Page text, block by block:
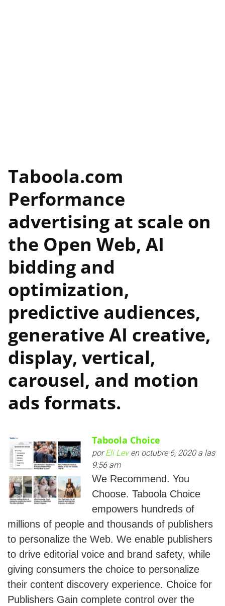
Taboola.com
Performance
advertising at scale on
the Open Web, AI
bidding and
optimization,
predictive audiences,
generative AI creative,
display, vertical,
carousel, and motion
ads formats.
Taboola Choice
porEli Leven octubre 6, 2020 a las
9:56 am
We Recommend. You
Choose. Taboola Choice
empowers hundreds of
millions of people and thousands of publishers
to personalize the Web. We enable publishers
to drive editorial voice and brand safety, while
giving consumers the choice to personalize
their content discovery experience. Choice for
Publishers Gain complete control over the